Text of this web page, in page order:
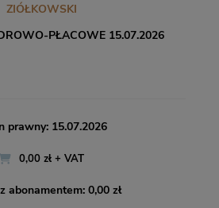
ZIÓŁKOWSKI
PŁACOWE 15.07.2026
prawny: 15.07.2026
0,00 zł + VAT
abonamentem: 0,00 zł